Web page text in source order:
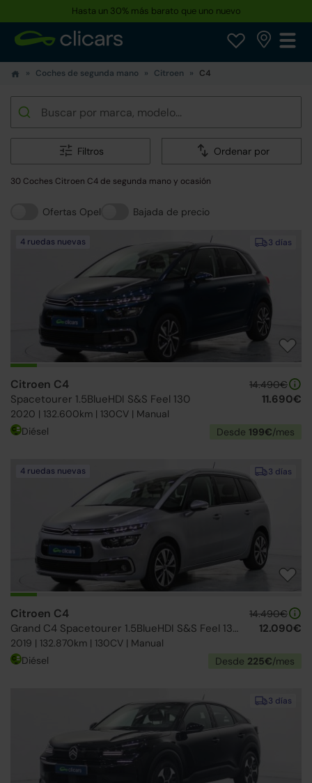
Hasta un 30% más barato que uno nuevo
Coches de segunda mano Citroen C4
Filtros Ordenar por
30 Coches Citroen C4 de segunda mano y ocasión
Ofertas Opel Bajada de precio
3 días
4 ruedas nuevas
Citroen C4
Spacetourer 1.5BlueHDI S&S Feel 130
2020 | 132.600km | 130CV | Manual
14.490€
11.690€
Diésel Desde 199€/mes
3 días
4 ruedas nuevas
Citroen C4
Grand C4 Spacetourer 1.5BlueHDI S&S Feel 130
2019 | 132.870km | 130CV | Manual
14.490€
12.090€
Diésel Desde 225€/mes
3 días